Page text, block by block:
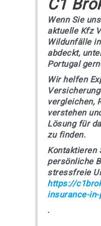
C1
Wenn Sie
aktuelle Kfz
Wildunfälle
abdeckt,
Portugal
Wir helfen
vergleichen,
verstehen
Lösung für
zu finden.
Kontaktieren
persönliche
stressfreie
https://
insurance-
.